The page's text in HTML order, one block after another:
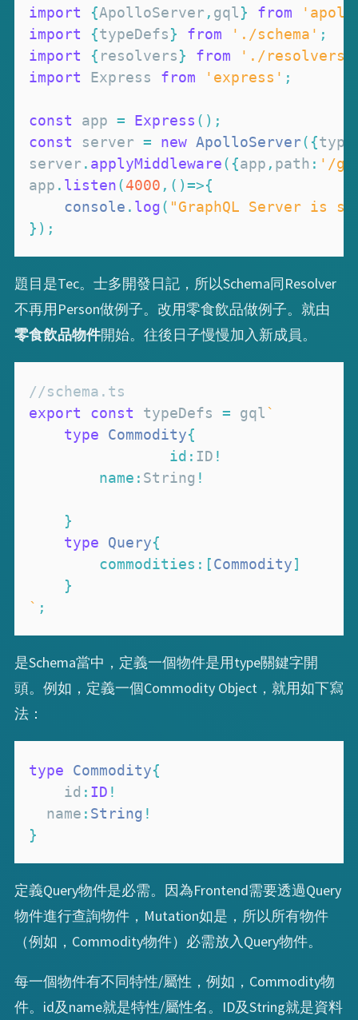
import {ApolloServer , gql} from
import
{typeDefs} from './schema' ;
import
{ resolvers} from './resolvers'
import
Express from 'express' ;
const app = Express ( ) ;
const server = new ApolloServer( {
server . applyMiddleware( {app , path : '/
app . listen(4000 , ( )=>{
console . log( "GraphQL Server is
} ) ;
題目是Tec。士多開發日記，所以Schema同Resolver
不再用Person做例子。改用零食飲品做例子。就由
零食飲品物件開始。往後日子慢慢加入新成員。
//schema.ts
export
const typeDefs = gql`
type
Commodity{
id : ID !
name : String !
}
type
Query{
commodities : [Commodity]
}
` ;
是Schema當中，定義一個物件是用type關鍵字開
頭。例如，定義一個Commodity Object，就用如下寫
法：
type Commodity{
	id
: ID !
  name
: String !
}
定義Query物件是必需。因為Frontend需要透過Query
物件進行查詢物件，Mutation如是，所以所有物件
（例如，Commodity物件）必需放入Query物件。
每一個物件有不同特性/屬性，例如，Commodity物
件。id及name就是特性/屬性名。ID及String就是資料